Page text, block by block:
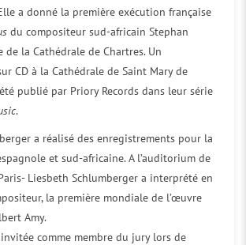
a donné la première exécution française
du compositeur sud-africain Stephan
de la Cathédrale de Chartres. Un
CD à la Cathédrale de Saint Mary de
publié par Priory Records dans leur série
.
a réalisé des enregistrements pour la
et sud-africaine. A l’auditorium de
Liesbeth Schlumberger a interprété en
la première mondiale de l’œuvre
Amy.
comme membre du jury lors de